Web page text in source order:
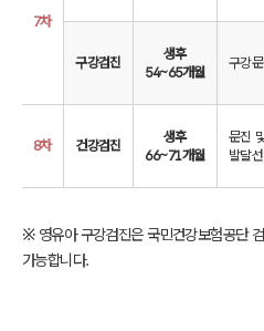
7차
구강검진
생후
54~65개월
구강
8차 건강검진
생후
66~71개월
문진
발달
※ 영유아 구강검진은 국민건강보험공단
가능합니다.